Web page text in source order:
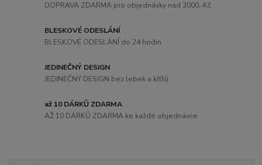
DOPRAVA ZDARMA pro objednávky nad 2000,-Kč
BLESKOVÉ ODESLÁNÍ
BLESKOVÉ ODESLÁNÍ do 24 hodin
JEDINEČNÝ DESIGN
JEDINEČNÝ DESIGN bez lebek a křížů
až 10 DÁRKŮ ZDARMA
AŽ 10 DÁRKŮ ZDARMA ke každé objednávce